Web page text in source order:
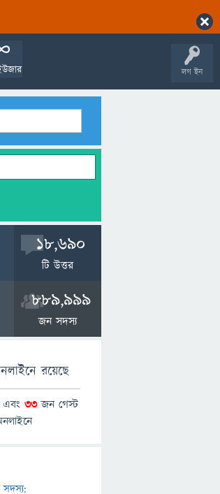
লগ ইন
18,690
টি উত্তর
889,999
জন সদস্য
রয়েছে
33জন গেস্ট
সদস্য: